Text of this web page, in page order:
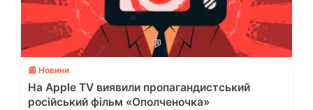
💬
📰 Новини
На Apple TV виявили пропагандистський
російський фільм «Ополченочка»